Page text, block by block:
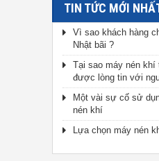
TIN TỨC MỚI
Vì sao khách hàng
Nhật bãi ?
Tại sao máy nén
được lòng tin với
Một vài sự cố sử
nén khí
Lựa chọn máy nén
2-PORT VALVE
3-